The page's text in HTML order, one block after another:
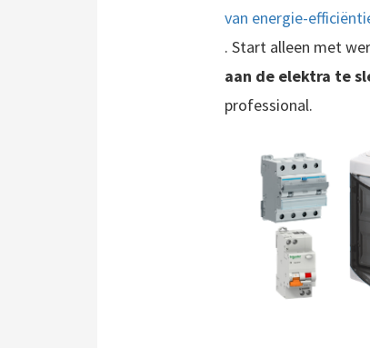
van energie-
. Start alleen met
aan de elektra te
professional.